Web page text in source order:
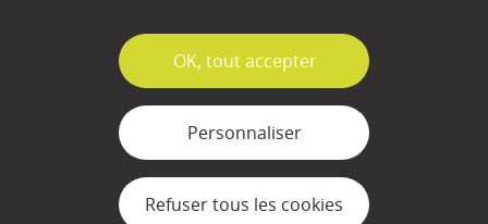
Contact
Mentions légales
✓
OK, tout accepter
Personnaliser
Refuser tous les cookies